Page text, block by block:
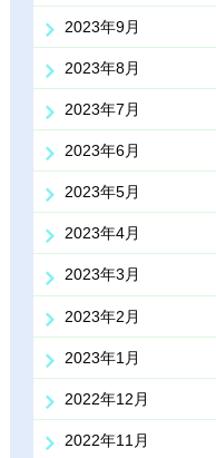
2023年9月
2023年8月
2023年7月
2023年6月
2023年5月
2023年4月
2023年3月
2023年2月
2023年1月
2022年12月
2022年11月